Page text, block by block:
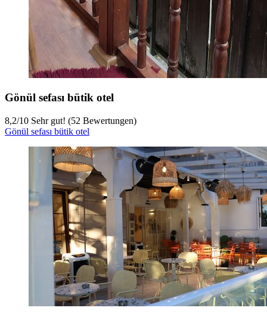
Gönül sefası bütik otel
8,2/10 Sehr gut! (52 Bewertungen)
Gönül sefası bütik otel